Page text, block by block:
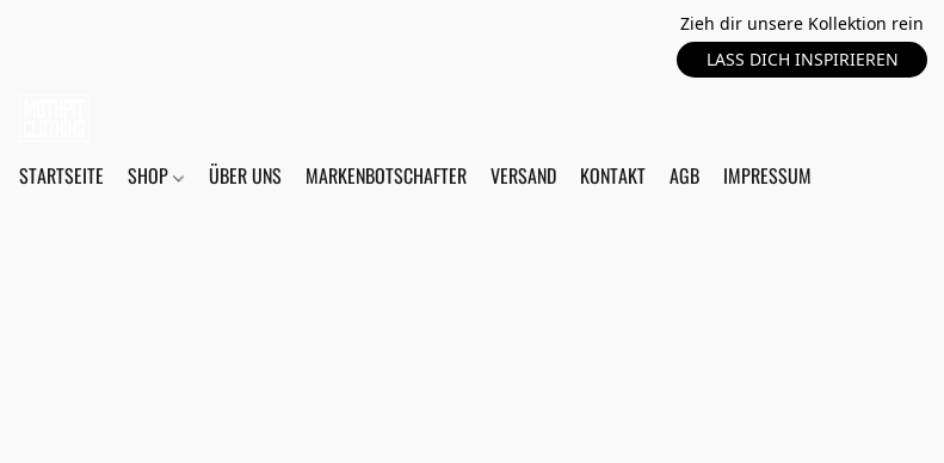
Zieh dir unsere Kollektion rein
LASS DICH INSPIRIEREN
STARTSEITE SHOP ÜBER UNS MARKENBOTSCHAFTER VERSAND KONTAKT AGB IMPRESSUM